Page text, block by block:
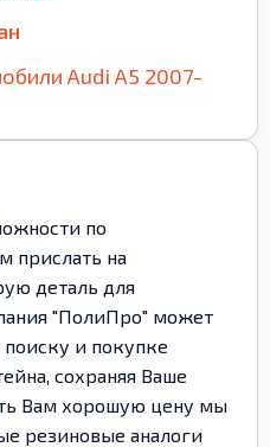
Audi A5 2007-
по
прислать на
деталь для
"ПолиПро" может
поиску и покупке
сохраняя Ваше
Вам хорошую цену мы
резиновые аналоги